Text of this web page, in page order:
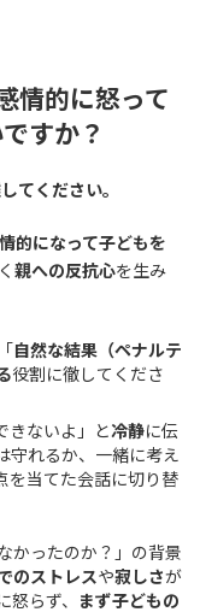
情的に怒って
すか？
てください。
的になって子どもを
親への反抗心を生み
自然な結果（ペナルテ
役割に徹してくださ
きないよ」と冷静に伝
守れるか、一緒に考え
を当てた会話に切り替
かったのか？」の背景
のストレスや寂しさが
らず、
まず子どもの